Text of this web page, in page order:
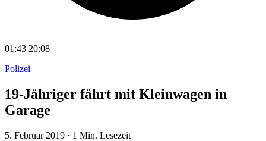
01:43 20:08
Polizei
19-Jähriger fährt mit Kleinwagen in
Garage
5. Februar 2019 · 1 Min. Lesezeit